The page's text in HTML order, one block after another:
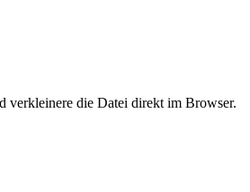
verkleinere die Datei direkt im Browser.